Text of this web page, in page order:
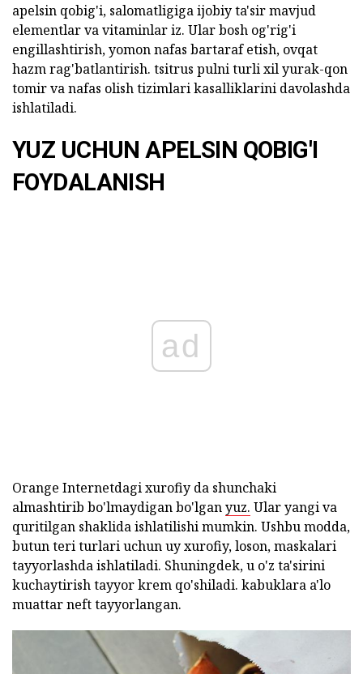
apelsin qobig'i, salomatligiga ijobiy ta'sir mavjud
elementlar va vitaminlar iz. Ular bosh og'rig'i
engillashtirish, yomon nafas bartaraf etish, ovqat
hazm rag'batlantirish. tsitrus pulni turli xil yurak-qon
tomir va nafas olish tizimlari kasalliklarini davolashda
ishlatiladi.
YUZ UCHUN APELSIN QOBIG'I
FOYDALANISH
ad
Orange Internetdagi xurofiy da shunchaki
almashtirib bo'lmaydigan bo'lganyuz. Ular yangi va
quritilgan shaklida ishlatilishi mumkin. Ushbu modda,
butun teri turlari uchun uy xurofiy, loson, maskalari
tayyorlashda ishlatiladi. Shuningdek, u o'z ta'sirini
kuchaytirish tayyor krem qo'shiladi. kabuklara a'lo
muattar neft tayyorlangan.